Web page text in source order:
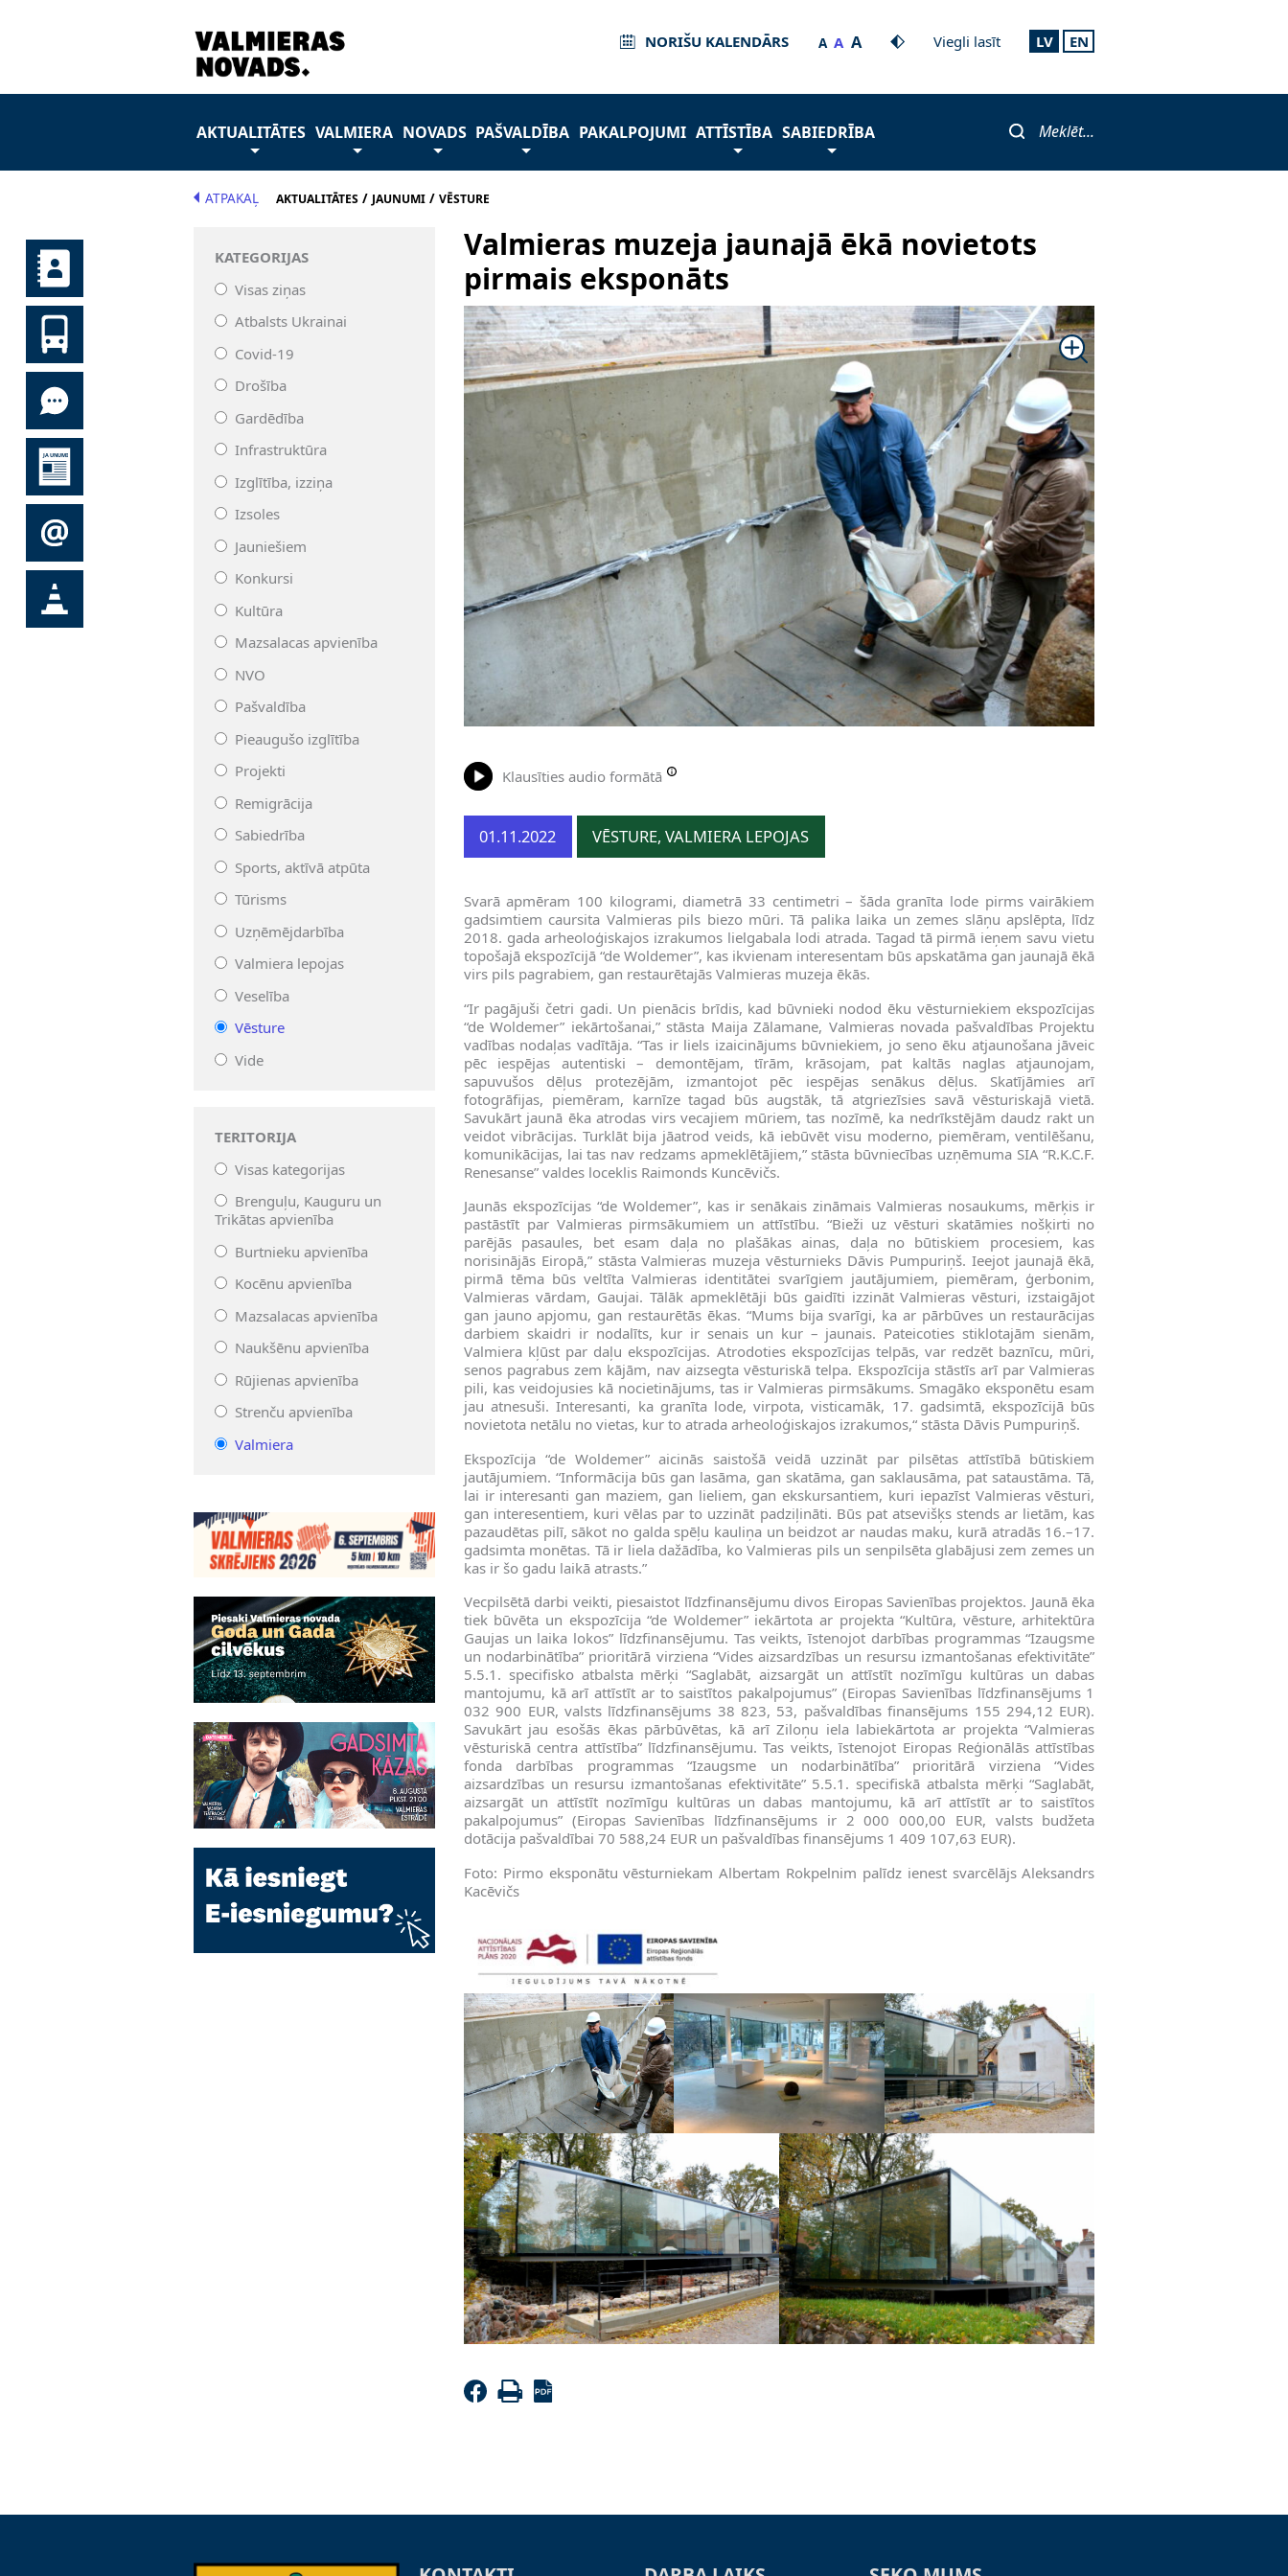
NORIŠU KALENDĀRS A A A Viegli lasīt LV EN
AKTUALITĀTES VALMIERA NOVADS PAŠVALDĪBA PAKALPOJUMI ATTĪSTĪBA SABIEDRĪBA Meklēt...
ATPAKAĻ AKTUALITĀTES/ JAUNUMI/ VĒSTURE
KATEGORIJAS
Visas ziņas
Atbalsts Ukrainai
Covid-19
Drošība
Gardēdība
Infrastruktūra
Izglītība, izziņa
Izsoles
Jauniešiem
Konkursi
Kultūra
Mazsalacas apvienība
NVO
Pašvaldība
Pieaugušo izglītība
Projekti
Remigrācija
Sabiedrība
Sports, aktīvā atpūta
Tūrisms
Uzņēmējdarbība
Valmiera lepojas
Veselība
Vēsture
Vide
TERITORIJA
Visas kategorijas
Brenguļu, Kauguru un
Trikātas apvienība
Burtnieku apvienība
Kocēnu apvienība
Mazsalacas apvienība
Naukšēnu apvienība
Rūjienas apvienība
Strenču apvienība
Valmiera
Valmieras muzeja jaunajā ēkā novietots
pirmais eksponāts
Klausīties audio formātā
01.11.2022 VĒSTURE, VALMIERA LEPOJAS
Svarā apmēram 100 kilogrami, diametrā 33 centimetri – šāda granīta lode pirms vairākiem
gadsimtiem caursita Valmieras pils biezo mūri. Tā palika laika un zemes slāņu apslēpta, līdz
2018. gada arheoloģiskajos izrakumos lielgabala lodi atrada. Tagad tā pirmā ieņem savu vietu
topošajā ekspozīcijā “de Woldemer”, kas ikvienam interesentam būs apskatāma gan jaunajā ēkā
virs pils pagrabiem, gan restaurētajās Valmieras muzeja ēkās.
“Ir pagājuši četri gadi. Un pienācis brīdis, kad būvnieki nodod ēku vēsturniekiem ekspozīcijas
“de Woldemer” iekārtošanai,” stāsta Maija Zālamane, Valmieras novada pašvaldības Projektu
vadības nodaļas vadītāja. “Tas ir liels izaicinājums būvniekiem, jo seno ēku atjaunošana jāveic
pēc iespējas autentiski – demontējam, tīrām, krāsojam, pat kaltās naglas atjaunojam,
sapuvušos dēļus protezējām, izmantojot pēc iespējas senākus dēļus. Skatījāmies arī
fotogrāfijas, piemēram, karnīze tagad būs augstāk, tā atgriezīsies savā vēsturiskajā vietā.
Savukārt jaunā ēka atrodas virs vecajiem mūriem, tas nozīmē, ka nedrīkstējām daudz rakt un
veidot vibrācijas. Turklāt bija jāatrod veids, kā iebūvēt visu moderno, piemēram, ventilēšanu,
komunikācijas, lai tas nav redzams apmeklētājiem,” stāsta būvniecības uzņēmuma SIA “R.K.C.F.
Renesanse” valdes loceklis Raimonds Kuncēvičs.
Jaunās ekspozīcijas “de Woldemer”, kas ir senākais zināmais Valmieras nosaukums, mērķis ir
pastāstīt par Valmieras pirmsākumiem un attīstību. “Bieži uz vēsturi skatāmies nošķirti no
parējās pasaules, bet esam daļa no plašākas ainas, daļa no būtiskiem procesiem, kas
norisinājās Eiropā,” stāsta Valmieras muzeja vēsturnieks Dāvis Pumpuriņš. Ieejot jaunajā ēkā,
pirmā tēma būs veltīta Valmieras identitātei svarīgiem jautājumiem, piemēram, ģerbonim,
Valmieras vārdam, Gaujai. Tālāk apmeklētāji būs gaidīti izzināt Valmieras vēsturi, izstaigājot
gan jauno apjomu, gan restaurētās ēkas. “Mums bija svarīgi, ka ar pārbūves un restaurācijas
darbiem skaidri ir nodalīts, kur ir senais un kur – jaunais. Pateicoties stiklotajām sienām,
Valmiera kļūst par daļu ekspozīcijas. Atrodoties ekspozīcijas telpās, var redzēt baznīcu, mūri,
senos pagrabus zem kājām, nav aizsegta vēsturiskā telpa. Ekspozīcija stāstīs arī par Valmieras
pili, kas veidojusies kā nocietinājums, tas ir Valmieras pirmsākums. Smagāko eksponētu esam
jau atnesuši. Interesanti, ka granīta lode, virpota, visticamāk, 17. gadsimtā, ekspozīcijā būs
novietota netālu no vietas, kur to atrada arheoloģiskajos izrakumos,“ stāsta Dāvis Pumpuriņš.
Ekspozīcija “de Woldemer” aicinās saistošā veidā uzzināt par pilsētas attīstībā būtiskiem
jautājumiem. “Informācija būs gan lasāma, gan skatāma, gan saklausāma, pat sataustāma. Tā,
lai ir interesanti gan maziem, gan lieliem, gan ekskursantiem, kuri iepazīst Valmieras vēsturi,
gan interesentiem, kuri vēlas par to uzzināt padziļināti. Būs pat atsevišķs stends ar lietām, kas
pazaudētas pilī, sākot no galda spēļu kauliņa un beidzot ar naudas maku, kurā atradās 16.–17.
gadsimta monētas. Tā ir liela dažādība, ko Valmieras pils un senpilsēta glabājusi zem zemes un
kas ir šo gadu laikā atrasts.”
Vecpilsētā darbi veikti, piesaistot līdzfinansējumu divos Eiropas Savienības projektos. Jaunā ēka
tiek būvēta un ekspozīcija “de Woldemer” iekārtota ar projekta “Kultūra, vēsture, arhitektūra
Gaujas un laika lokos” līdzfinansējumu. Tas veikts, īstenojot darbības programmas “Izaugsme
un nodarbinātība” prioritārā virziena “Vides aizsardzības un resursu izmantošanas efektivitāte”
5.5.1. specifisko atbalsta mērķi “Saglabāt, aizsargāt un attīstīt nozīmīgu kultūras un dabas
mantojumu, kā arī attīstīt ar to saistītos pakalpojumus” (Eiropas Savienības līdzfinansējums 1
032 900 EUR, valsts līdzfinansējums 38 823, 53, pašvaldības finansējums 155 294,12 EUR).
Savukārt jau esošās ēkas pārbūvētas, kā arī Ziloņu iela labiekārtota ar projekta “Valmieras
vēsturiskā centra attīstība” līdzfinansējumu. Tas veikts, īstenojot Eiropas Reģionālās attīstības
fonda darbības programmas “Izaugsme un nodarbinātība” prioritārā virziena “Vides
aizsardzības un resursu izmantošanas efektivitāte” 5.5.1. specifiskā atbalsta mērķi “Saglabāt,
aizsargāt un attīstīt nozīmīgu kultūras un dabas mantojumu, kā arī attīstīt ar to saistītos
pakalpojumus” (Eiropas Savienības līdzfinansējums ir 2 000 000,00 EUR, valsts budžeta
dotācija pašvaldībai 70 588,24 EUR un pašvaldības finansējums 1 409 107,63 EUR).
Foto: Pirmo eksponātu vēsturniekam Albertam Rokpelnim palīdz ienest svarcēlājs Aleksandrs
Kacēvičs